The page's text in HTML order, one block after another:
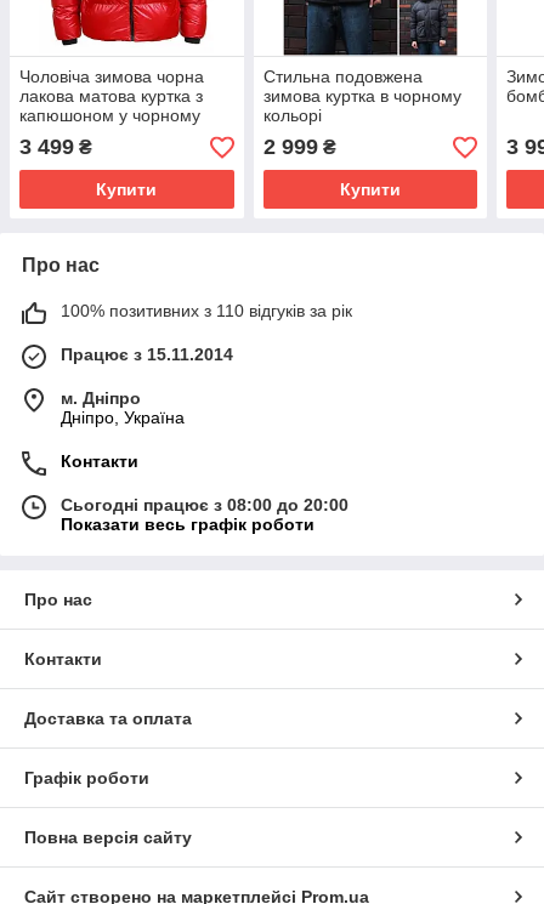
Чоловіча зимова чорна
лакова матова куртка з
капюшоном у чорному
кольорі
3 499 ₴
Купити
Стильна подовжена
зимова куртка в чорному
кольорі
2 999₴
Купити
3
Про нас
100% позитивних з 110 відгуків за рік
Працює з 15.11.2014
м. Дніпро
Дніпро, Україна
Контакти
Сьогодні працює з 08:00 до 20:00
Показати весь графік роботи
Про нас
Контакти
Доставка та оплата
Графік роботи
Повна версія сайту
Сайт створено на маркетплейсі Prom.ua